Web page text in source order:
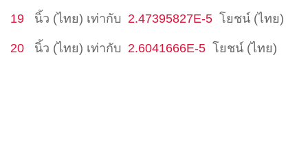
19 นิ้ว (ไทย) เท่ากับ 2.47395827E-5 โยชน์ (ไทย)
20 นิ้ว (ไทย) เท่ากับ 2.6041666E-5 โยชน์ (ไทย)